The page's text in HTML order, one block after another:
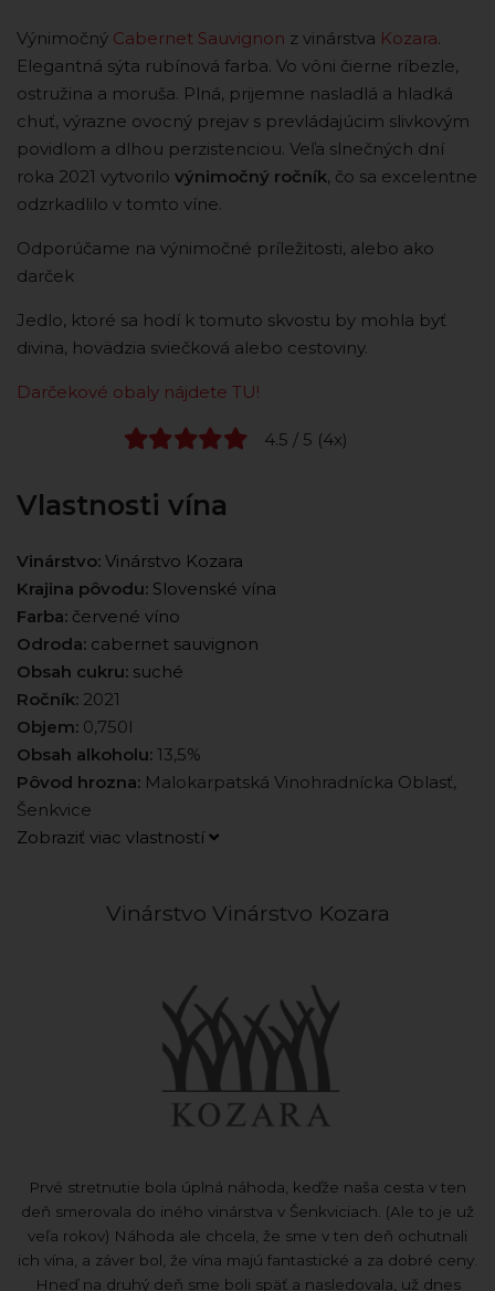
Výnimočný Cabernet Sauvignon z vinárstva Kozara.
Elegantná sýta rubínová farba. Vo vôni čierne ríbezle,
ostružina a moruša. Plná, prijemne nasladlá a hladká
chuť, výrazne ovocný prejav s prevládajúcim slivkovým
povidlom a dlhou perzistenciou. Veľa slnečných dní
roka 2021 vytvorilo výnimočný ročník, čo sa excelentne
odzrkadlilo v tomto víne.
Odporúčame na výnimočné príležitosti, alebo ako
darček
Jedlo, ktoré sa hodí k tomuto skvostu by mohla byť
divina, hovädzia sviečková alebo cestoviny.
Darčekové obaly nájdete TU!
4.5 / 5 (4x)
Vlastnosti vína
Vinárstvo: Vinárstvo Kozara
Krajina pôvodu: Slovenské vína
Farba: červené víno
Odroda: cabernet sauvignon
Obsah cukru: suché
Ročník: 2021
Objem: 0,750l
Obsah alkoholu: 13,5%
Pôvod hrozna: Malokarpatská Vinohradnícka Oblasť,
Šenkvice
Zobraziť viac vlastností
Vinárstvo Vinárstvo Kozara
Prvé stretnutie bola úplná náhoda, keďže naša cesta v ten
deň smerovala do iného vinárstva v Šenkviciach. (Ale to je už
veľa rokov) Náhoda ale chcela, že sme v ten deň ochutnali
ich vína, a záver bol, že vína majú fantastické a za dobré ceny.
Hneď na druhý deň sme boli späť a nasledovala, už dnes